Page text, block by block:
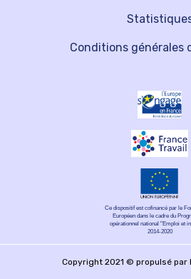
Conditions générales
Ce dispositif est cofinancé par le
Européen dans le cadre du
opérationnel national "Emploi et
2014-2020
Copyright 2021 © propulsé par